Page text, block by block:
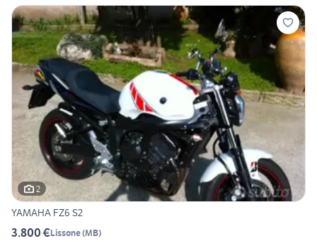
2
YAMAHA FZ6 S2
3.800 €Lissone(MB)